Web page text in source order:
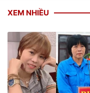
XEM NHIỀU